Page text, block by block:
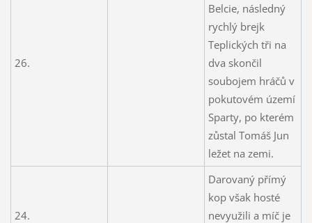
26.
Belcie, následný
rychlý brejk
Teplických tři na
dva skončil
soubojem hráčů v
pokutovém území
Sparty, po kterém
zůstal Tomáš Jun
ležet na zemi.
24.
Darovaný přímý
kop však hosté
nevyužili a míč je